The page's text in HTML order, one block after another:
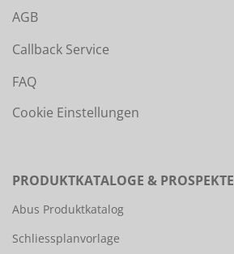
AGB
Callback Service
FAQ
Cookie Einstellungen
PRODUKTKATALOGE & PROSPEKTE
Abus Produktkatalog
Schliessplanvorlage